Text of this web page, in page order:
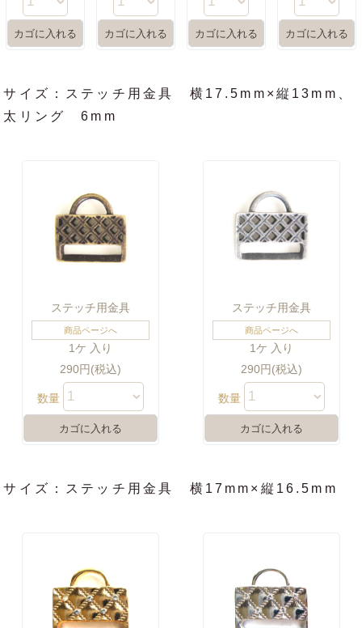
サイズ：ステッチ用金具 横17.5mm×縦13mm、
太リング 6mm
ステッチ用金具
商品ページへ
1ケ 入り
290円(税込)
数量
ステッチ用金具
商品ページへ
1ケ 入り
290円(税込)
数量
サイズ：ステッチ用金具 横17mm×縦16.5mm